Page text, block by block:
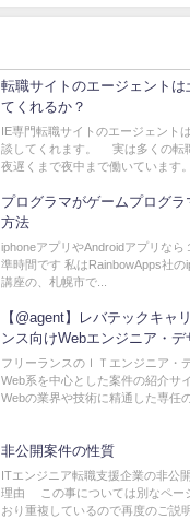
転職サイトのエージェントは
てくれるか？
IE専門転職サイトのエージェント
談してくれます。 実は多くの転
夜遅くまで夜中まで働いています
プログラマがゲームプログラ
方法
iphoneアプリやAndroidアプリなら
準時間です 私はRainbowApps社の
講座の、札幌市で...
【@agent】レバテックキ
ンス向けWebエンジニア・デ
介
フリーランスのＩＴエンジニア・
Web系を中心とした案件の紹介サ
Webの業界や技術に精通した専任
非公開案件の性質
ITエンジニア転職支援企業の非公
理由 この事については別なペー
おり重複しているので再度のご説